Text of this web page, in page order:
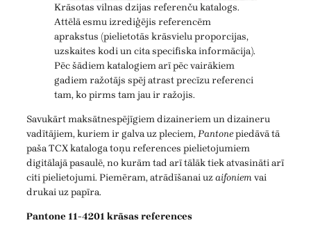
Krāsotas vilnas dzijas referenču katalogs.
Attēlā esmu izrediģējis referencēm
aprakstus (pielietotās krāsvielu proporcijas,
uzskaites kodi un cita specifiska informācija).
Pēc šādiem katalogiem arī pēc vairākiem
gadiem ražotājs spēj atrast precīzu referenci
tam, ko pirms tam jau ir ražojis.
Savukārt maksātnespējīgiem dizaineriem un dizaineru
vadītājiem, kuriem ir galva uz pleciem,Pantonepiedāvā tā
paša TCX kataloga toņu references pielietojumiem
digitālajā pasaulē, no kurām tad arī tālāk tiek atvasināti arī
citi pielietojumi. Piemēram, atrādīšanai uzaifoniemvai
drukai uz papīra.
Pantone 11-4201 krāsas references